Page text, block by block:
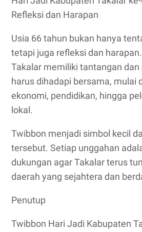
Refleksi dan Harapan
Usia 66 tahun bukan hanya
tetapi juga refleksi dan
Takalar memiliki tantangan dan
harus dihadapi bersama, mulai
ekonomi, pendidikan, hingga
lokal.
Twibbon menjadi simbol kecil
tersebut. Setiap unggahan
dukungan agar Takalar terus
daerah yang sejahtera dan
Penutup
Twibbon Hari Jadi Kabupaten